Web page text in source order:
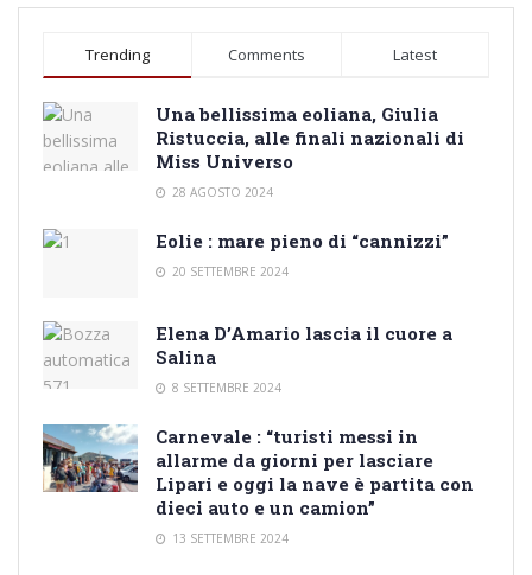
Trending Comments Latest
Una bellissima eoliana, Giulia
Ristuccia, alle finali nazionali di
Miss Universo
28 AGOSTO 2024
Eolie : mare pieno di “cannizzi”
20 SETTEMBRE 2024
Elena D’Amario lascia il cuore a
Salina
8 SETTEMBRE 2024
Carnevale : “turisti messi in
allarme da giorni per lasciare
Lipari e oggi la nave è partita con
dieci auto e un camion”
13 SETTEMBRE 2024